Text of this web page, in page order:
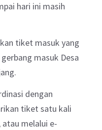
hari ini masih
tiket masuk yang
masuk Desa
dengan
tiket satu kali
melalui e-